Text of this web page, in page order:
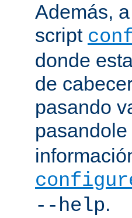
Además,
script
donde
de
pasando
--help.